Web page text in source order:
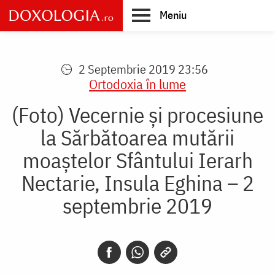
Skip
to
main
Meniu
2 Septembrie 2019 23:56
Ortodoxia în lume
(Foto) Vecernie și procesiune
la Sărbătoarea mutării
moaștelor Sfântului Ierarh
Nectarie, Insula Eghina – 2
septembrie 2019